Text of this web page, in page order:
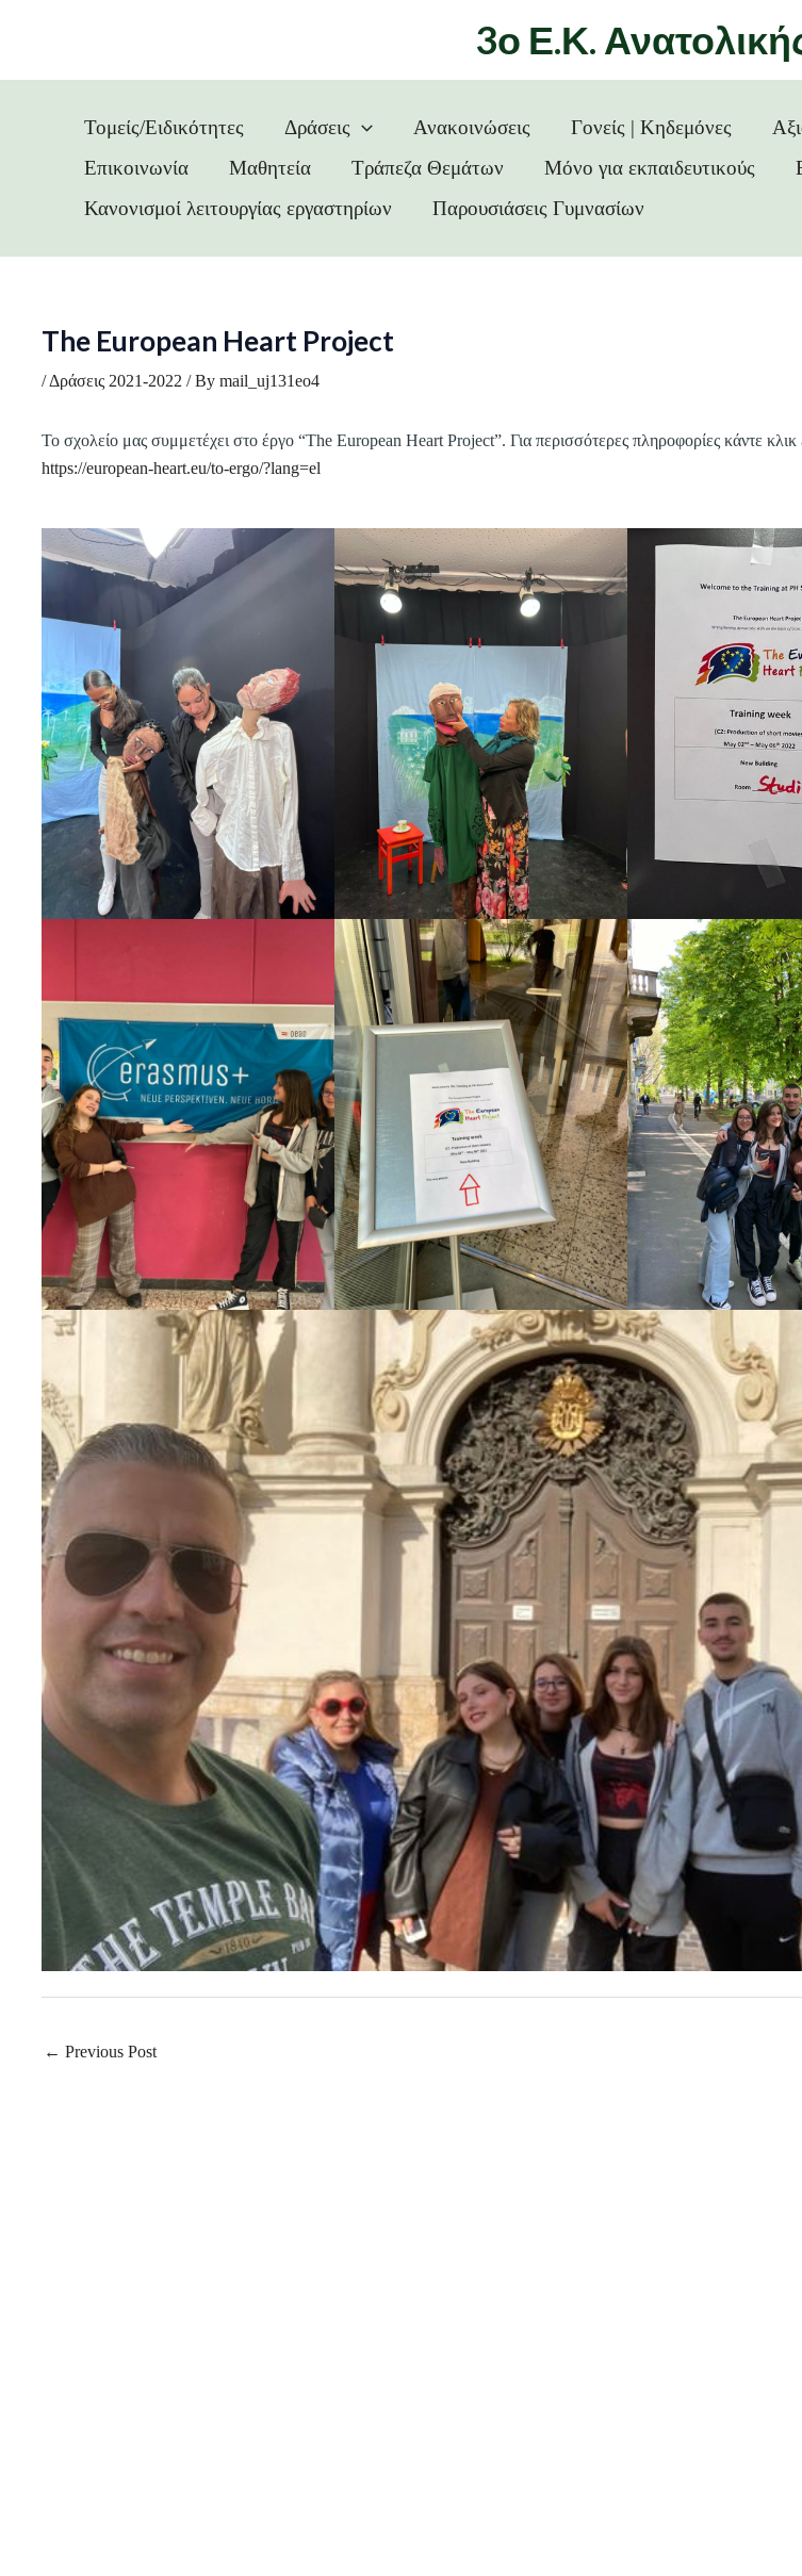
3ο Ε.Κ.
Τομείς/Ειδικότητες Δράσεις Ανακοινώσεις Γονείς | Κηδεμόνες
Επικοινωνία
Μαθητεία Τράπεζα Θεμάτων Μόνο για εκπαιδευτικούς
Κανονισμοί λειτουργίας εργαστηρίων
Παρουσιάσεις Γυμνασίων
The European Heart Project
/Δράσεις 2021-2022 / By mail_uj131eo4
Το σχολείο μας συμμετέχει στο έργο “The European Heart Project”. Για περισσότερες πληροφορίες κάντε
https://european-heart.eu/to-ergo/?lang=el
← Previous Post